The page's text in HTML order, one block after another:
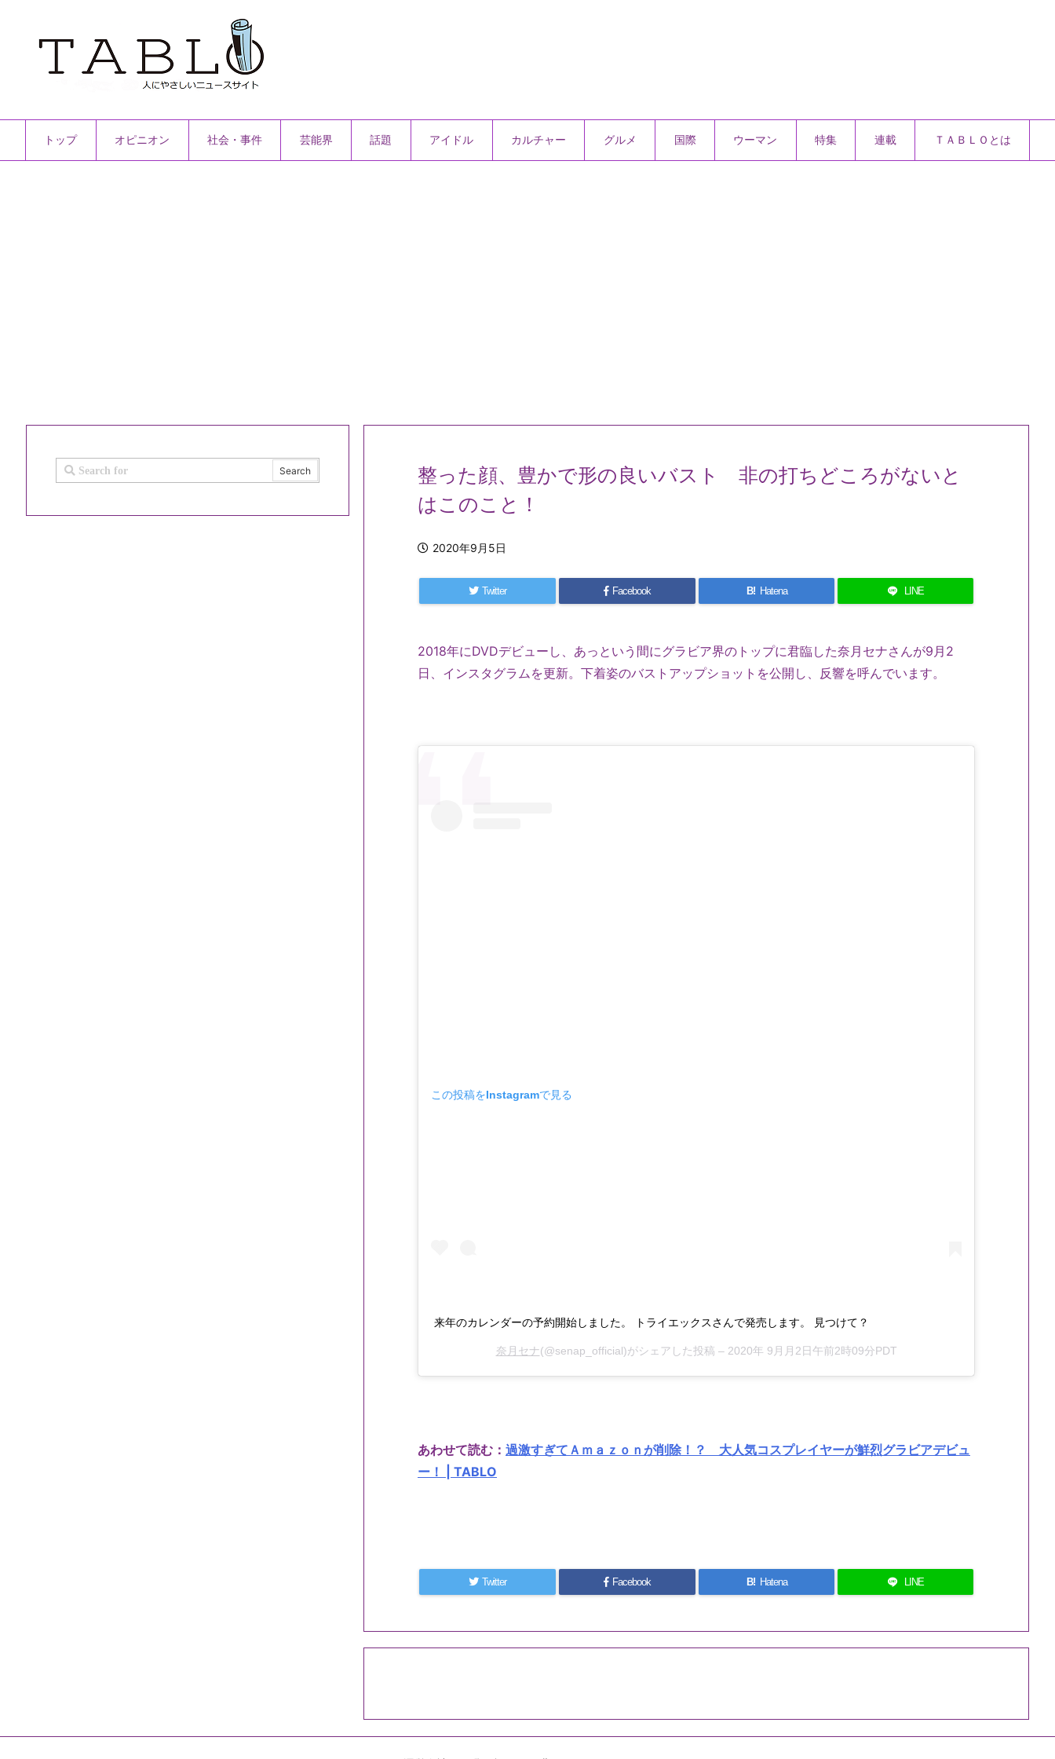
トップ オピニオン 社会・事件 芸能界 話題 アイドル カルチャー グルメ 国際 ウーマン 特集 連載 ＴＡＢＬＯとは
整った顔、豊かで形の良いバスト 非の打ちどころがないと
はこのこと！
2020年9月5日
Twitter Facebook B! Hatena LINE
2018年にDVDデビューし、あっという間にグラビア界のトップに君臨した奈月セナさんが9月2
日、インスタグラムを更新。下着姿のバストアップショットを公開し、反響を呼んでいます。
この投稿をInstagramで見る
来年のカレンダーの予約開始しました。 トライエックスさんで発売します。 見つけて？
奈月セナ(@senap_official)がシェアした投稿 – 2020年 9月月2日午前2時09分PDT
あわせて読む： 過激すぎてＡｍａｚｏｎが削除！？ 大人気コスプレイヤーが鮮烈グラビアデビュ
ー！ | TABLO
Twitter Facebook B! Hatena LINE